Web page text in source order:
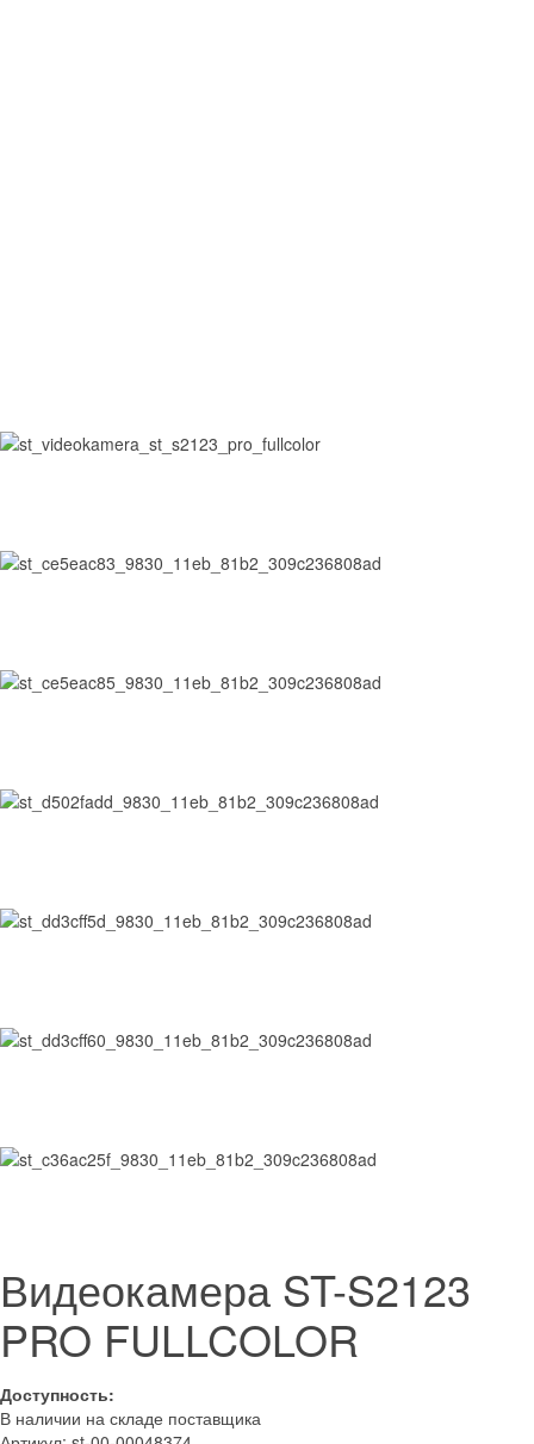
Видеокамера ST-S2123
PRO FULLCOLOR
Доступность:
В наличии на складе поставщика